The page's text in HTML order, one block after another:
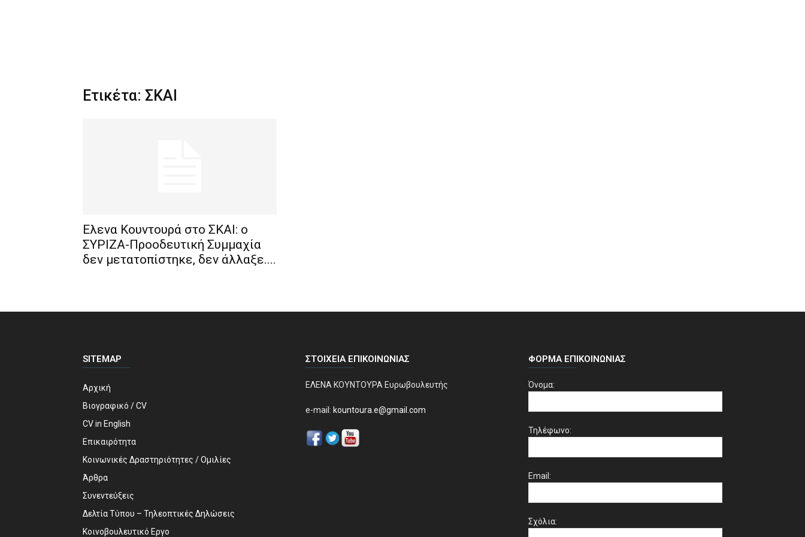
Ετικέτα: ΣΚΑΙ
Ελενα Κουντουρά στο ΣΚΑΙ: o
ΣΥΡΙΖΑ-Προοδευτική Συμμαχία
δεν μετατοπίστηκε, δεν άλλαξε....
SITEMAP
Αρχική
Βιογραφικό / CV
CV in English
Επικαιρότητα
Κοινωνικές Δραστηριότητες / Ομιλίες
Άρθρα
Συνεντεύξεις
Δελτία Τύπου – Τηλεοπτικές Δηλώσεις
Κοινοβουλευτικό Εργο
ΣΤΟΙΧΕΊΑ ΕΠΙΚΟΙΝΩΝΊΑΣ
ΕΛΕΝΑ ΚΟΥΝΤΟΥΡΑ Ευρωβουλευτής
e-mail: kountoura.e@gmail.com
ΦΌΡΜΑ ΕΠΙΚΟΙΝΩΝΊΑΣ
Όνομα:
Τηλέφωνο:
Email:
Σχόλια: